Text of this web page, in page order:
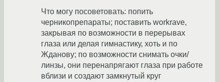
Что могу посоветовать: попить
черникопрепараты; поставить workrave,
закрывая по возможности в перерывах
глаза или делая гимнастику, хоть и по
Жданову; по возможности снимать очки/
линзы, они перенапрягают глаза при работе
вблизи и создают замкнутый круг